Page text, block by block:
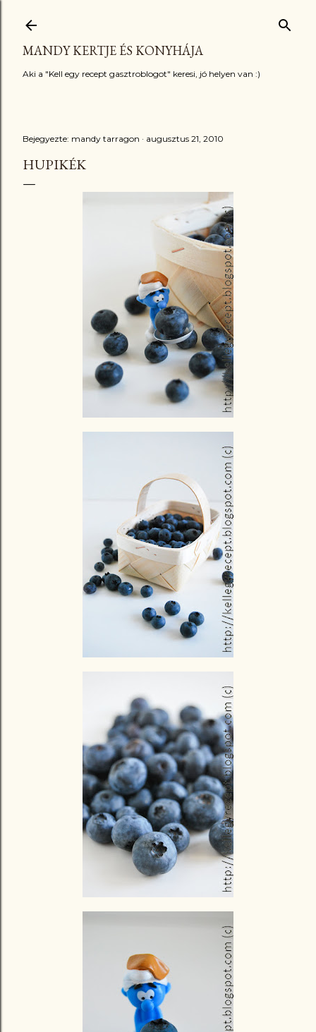
MANDY KERTJE ÉS KONYHÁJA
Aki a "Kell egy recept gasztroblogot" keresi, jó helyen van :)
Bejegyezte: mandy tarragon augusztus 21, 2010
HUPIKÉK